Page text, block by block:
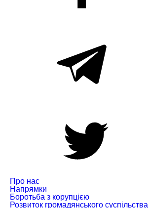
Про нас
Напрямки
Боротьба з корупцією
Розвиток громадянського суспільства